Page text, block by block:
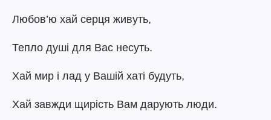
Любов’ю хай серця живуть,
Тепло душі для Вас несуть.
Хай мир і лад у Вашій хаті будуть,
Хай завжди щирість Вам дарують люди.